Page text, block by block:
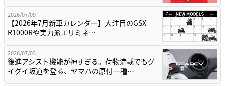
2026/07/09
【2026年7月新車カレンダー】大注目のGSX-
R1000Rや実力派エリミネ…
2026/07/03
後進アシスト機能が神すぎる。荷物満載でもグ
イグイ坂道を登る、ヤマハの原付一種…